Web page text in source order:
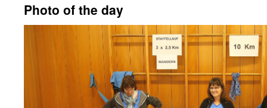
springen
Photo of the day